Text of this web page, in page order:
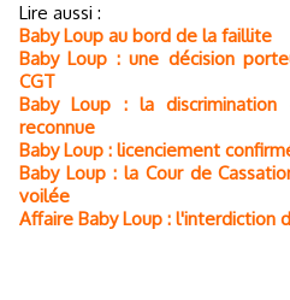
Lire aussi :
Baby Loup au bord de la faillite
Baby Loup : une décision
CGT
Baby Loup : la
reconnue
Baby Loup : licenciement
Baby Loup : la Cour de
voilée
Affaire Baby Loup : l'interdiction